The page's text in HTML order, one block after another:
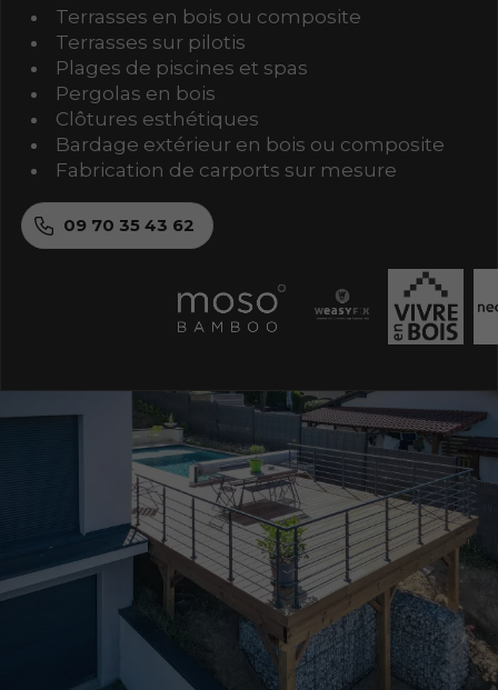
Terrasses en bois ou composite
Terrasses sur pilotis
Plages de piscines et spas
Pergolas en bois
Clôtures esthétiques
Bardage extérieur en bois ou composite
Fabrication de carports sur mesure
09 70 35 43 62